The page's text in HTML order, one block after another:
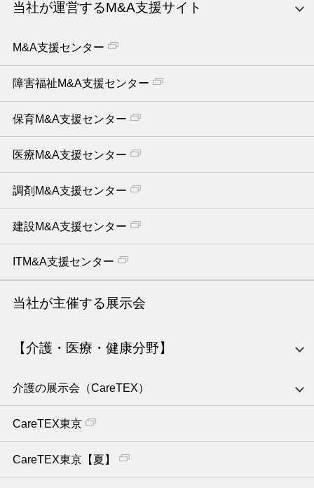
当社が運営するM&A支援サイト
M&A支援センター
障害福祉M&A支援センター
保育M&A支援センター
医療M&A支援センター
調剤M&A支援センター
建設M&A支援センター
ITM&A支援センター
当社が主催する展示会
【介護・医療・健康分野】
介護の展示会（CareTEX）
CareTEX東京
CareTEX東京【夏】